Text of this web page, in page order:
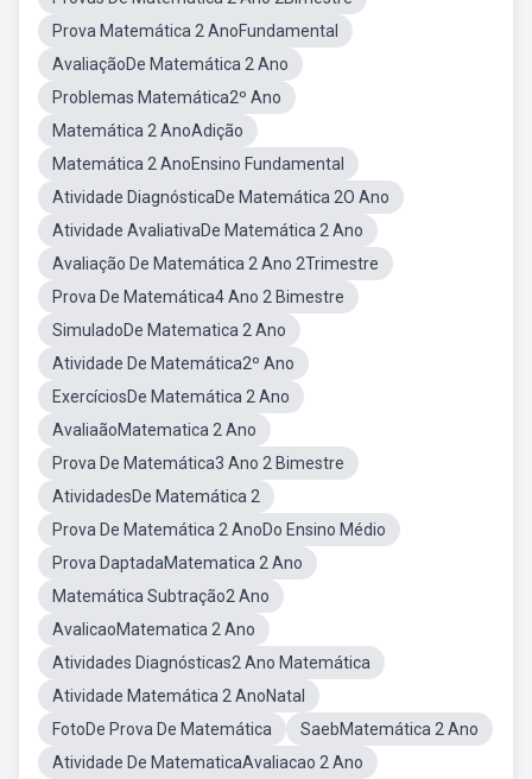
Prova Matemática 2 AnoFundamental
AvaliaçãoDe Matemática 2 Ano
Problemas Matemática2º Ano
Matemática 2 AnoAdição
Matemática 2 AnoEnsino Fundamental
Atividade DiagnósticaDe Matemática 2O Ano
Atividade AvaliativaDe Matemática 2 Ano
Avaliação De Matemática 2 Ano 2Trimestre
Prova De Matemática4 Ano 2 Bimestre
SimuladoDe Matematica 2 Ano
Atividade De Matemática2º Ano
ExercíciosDe Matemática 2 Ano
AvaliaãoMatematica 2 Ano
Prova De Matemática3 Ano 2 Bimestre
AtividadesDe Matemática 2
Prova De Matemática 2 AnoDo Ensino Médio
Prova DaptadaMatematica 2 Ano
Matemática Subtração2 Ano
AvalicaoMatematica 2 Ano
Atividades Diagnósticas2 Ano Matemática
Atividade Matemática 2 AnoNatal
FotoDe Prova De Matemática
SaebMatemática 2 Ano
Atividade De MatematicaAvaliacao 2 Ano